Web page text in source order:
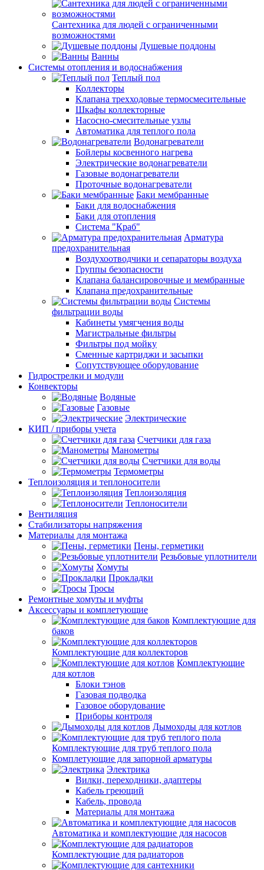
Сантехника для людей с ограниченными
возможностями
Душевые поддоны
Ванны
Системы отопления и водоснабжения
Теплый пол
Коллекторы
Клапана трехходовые термосмесительные
Шкафы коллекторные
Насосно-смесительные узлы
Автоматика для теплого пола
Водонагреватели
Бойлеры косвенного нагрева
Электрические водонагреватели
Газовые водонагреватели
Проточные водонагреватели
Баки мембранные
Баки для водоснабжения
Баки для отопления
Система "Краб"
Арматура
предохранительная
Воздухоотводчики и сепараторы воздуха
Группы безопасности
Клапана балансировочные и мембранные
Клапана предохранительные
Системы
фильтрации воды
Кабинеты умягчения воды
Магистральные фильтры
Фильтры под мойку
Сменные картриджи и засыпки
Сопутствующее оборудование
Гидрострелки и модули
Конвекторы
Водяные
Газовые
Электрические
КИП / приборы учета
Счетчики для газа
Манометры
Счетчики для воды
Термометры
Теплоизоляция и теплоносители
Теплоизоляция
Теплоносители
Вентиляция
Стабилизаторы напряжения
Материалы для монтажа
Пены, герметики
Резьбовые уплотнители
Хомуты
Прокладки
Тросы
Ремонтные хомуты и муфты
Аксессуары и комплетующие
Комплектующие для
баков
Комплектующие для коллекторов
Комплектующие
для котлов
Блоки тэнов
Газовая подводка
Газовое оборудование
Приборы контроля
Дымоходы для котлов
Комплектующие для труб теплого пола
Комплетующие для запорной арматуры
Электрика
Вилки, переходники, адаптеры
Кабель греющий
Кабель, провода
Материалы для монтажа
Автоматика и комплектующие для насосов
Комплектующие для радиаторов